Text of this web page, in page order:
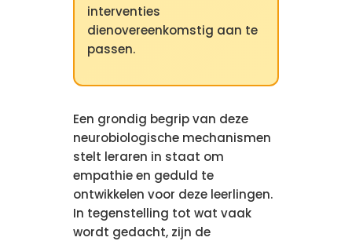
interventies
dienovereenkomstig aan te
passen.
Een grondig begrip van deze
neurobiologische mechanismen
stelt leraren in staat om
empathie en geduld te
ontwikkelen voor deze leerlingen.
In tegenstelling tot wat vaak
wordt gedacht, zijn de